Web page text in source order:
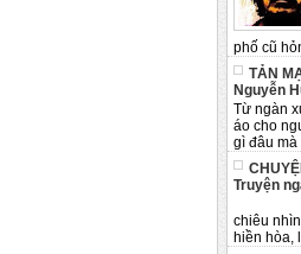
phố cũ
TẢN
Nguyễn
Từ ngàn
áo cho
gì đâu mà
Truyện
Tân
chiêu
hiền hòa,